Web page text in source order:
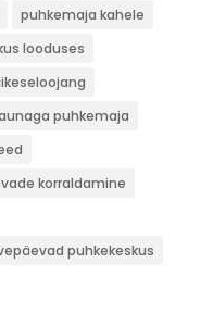
puhkemaja kahele
looduses
puhkemaja
korraldamine
puhkekeskus